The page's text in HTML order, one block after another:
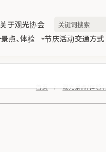
景点、体验 节庆活动交通方式
关于观光协会
首页 观光景点/体验（